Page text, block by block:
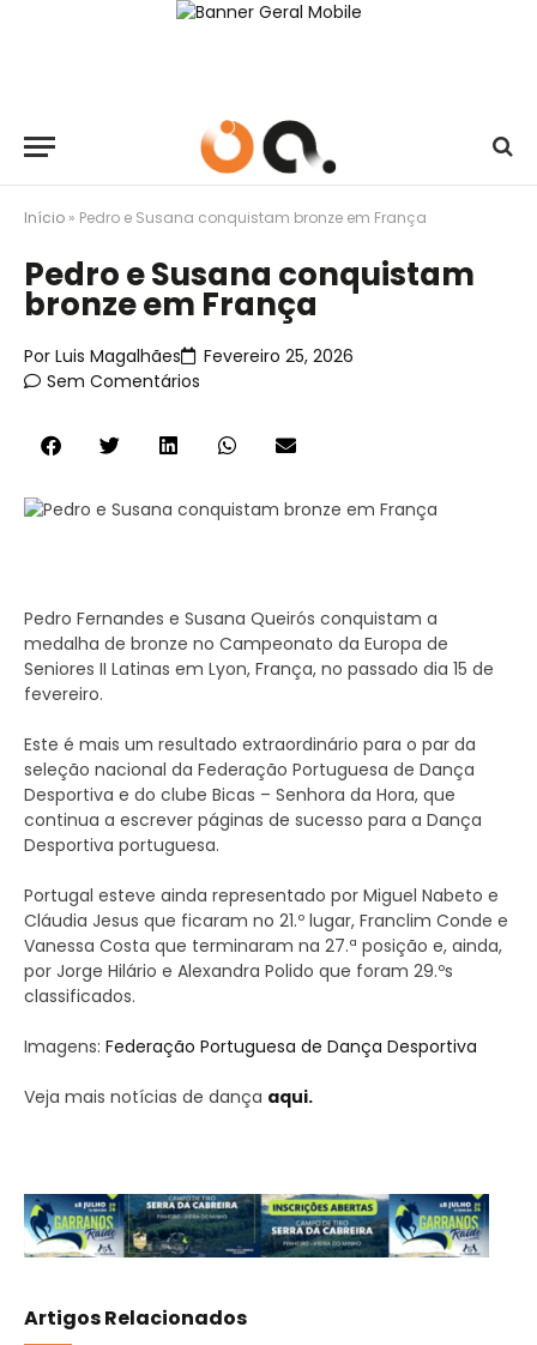
Início » Pedro e Susana conquistam bronze em França
Pedro e Susana conquistam
bronze em França
Por Luis Magalhães
Fevereiro 25, 2026
Sem Comentários
Pedro Fernandes e Susana Queirós conquistam a
medalha de bronze no Campeonato da Europa de
Seniores II Latinas em Lyon, França, no passado dia 15 de
fevereiro.
Este é mais um resultado extraordinário para o par da
seleção nacional da Federação Portuguesa de Dança
Desportiva e do clube Bicas – Senhora da Hora, que
continua a escrever páginas de sucesso para a Dança
Desportiva portuguesa.
Portugal esteve ainda representado por Miguel Nabeto e
Cláudia Jesus que ficaram no 21.º lugar, Franclim Conde e
Vanessa Costa que terminaram na 27.ª posição e, ainda,
por Jorge Hilário e Alexandra Polido que foram 29.ºs
classificados.
Imagens: Federação Portuguesa de Dança Desportiva
Veja mais notícias de dança aqui.
Artigos Relacionados